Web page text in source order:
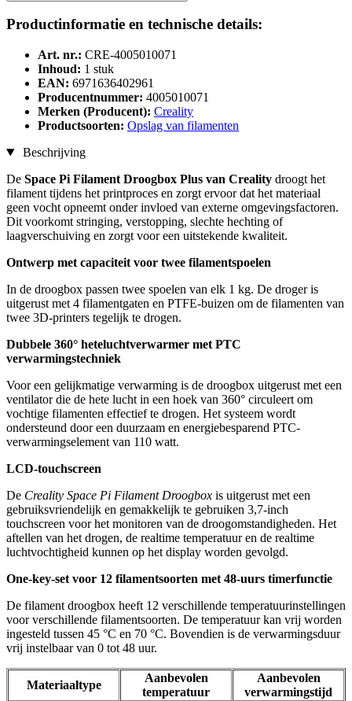
Productinformatie en technische details:
Art. nr.: CRE-4005010071
Inhoud: 1 stuk
EAN: 6971636402961
Producentnummer: 4005010071
Merken (Producent): Creality
Productsoorten: Opslag van filamenten
Beschrijving
De Space Pi Filament Droogbox Plus van Creality droogt het
filament tijdens het printproces en zorgt ervoor dat het materiaal
geen vocht opneemt onder invloed van externe omgevingsfactoren.
Dit voorkomt stringing, verstopping, slechte hechting of
laagverschuiving en zorgt voor een uitstekende kwaliteit.
Ontwerp met capaciteit voor twee filamentspoelen
In de droogbox passen twee spoelen van elk 1 kg. De droger is
uitgerust met 4 filamentgaten en PTFE-buizen om de filamenten van
twee 3D-printers tegelijk te drogen.
Dubbele 360° heteluchtverwarmer met PTC
verwarmingstechniek
Voor een gelijkmatige verwarming is de droogbox uitgerust met een
ventilator die de hete lucht in een hoek van 360° circuleert om
vochtige filamenten effectief te drogen. Het systeem wordt
ondersteund door een duurzaam en energiebesparend PTC-
verwarmingselement van 110 watt.
LCD-touchscreen
De Creality Space Pi Filament Droogbox is uitgerust met een
gebruiksvriendelijk en gemakkelijk te gebruiken 3,7-inch
touchscreen voor het monitoren van de droogomstandigheden. Het
aftellen van het drogen, de realtime temperatuur en de realtime
luchtvochtigheid kunnen op het display worden gevolgd.
One-key-set voor 12 filamentsoorten met 48-uurs timerfunctie
De filament droogbox heeft 12 verschillende temperatuurinstellingen
voor verschillende filamentsoorten. De temperatuur kan vrij worden
ingesteld tussen 45 °C en 70 °C. Bovendien is de verwarmingsduur
vrij instelbaar van 0 tot 48 uur.
Materiaaltype
Aanbevolen
temperatuur
Aanbevolen
verwarmingstijd